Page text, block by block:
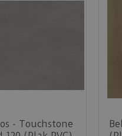
- Touchstone